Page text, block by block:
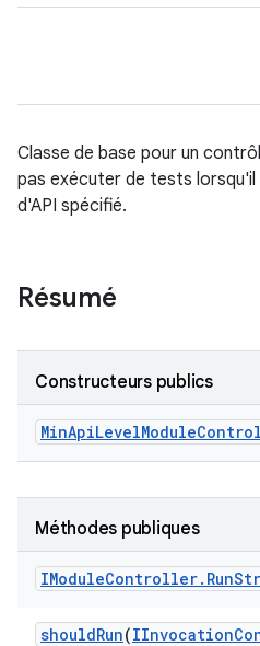
Classe de base pour un
pas exécuter de tests lorsqu'il
d'API spécifié.
Résumé
Constructeurs publics
MinApiLevelModule
Méthodes publiques
IModuleController. Run
shouldRun(IInvocation